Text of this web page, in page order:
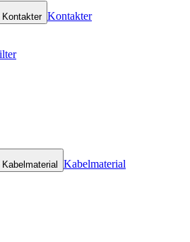
Kontakter
Kabelmaterial